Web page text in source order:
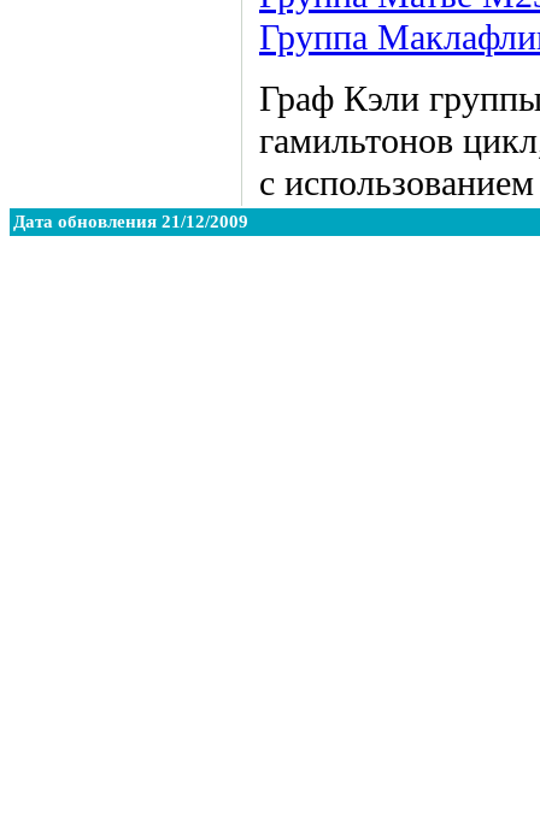
Группа
Граф Кэли
гамильтонов
с
Дата обновления 21/12/2009